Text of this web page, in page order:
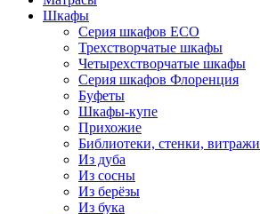
Шкафы
Серия шкафов ECO
Трехстворчатые шкафы
Четырехстворчатые шкафы
Серия шкафов Флоренция
Буфеты
Шкафы-купе
Прихожие
Библиотеки, стенки, витражи
Из дуба
Из сосны
Из берёзы
Из бука